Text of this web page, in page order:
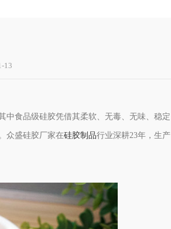
13
中食品级硅胶凭借其柔软、无毒、无味、稳定
众盛硅胶厂家在硅胶制品行业深耕23年，生产